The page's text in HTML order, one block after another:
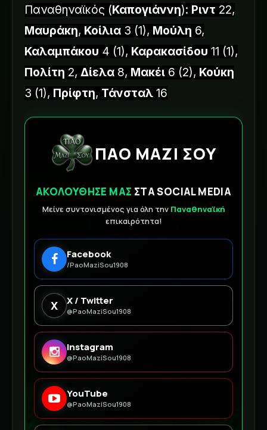
Παναθηναϊκός (Καπογιάννη): Ριντ 22,
Μαυράκη, Κοίλια 3 (1), Μούλη 6,
Καλαμπάκου 4 (1), Καρακασίδου 11 (1),
Πολίτη 2, Δίελα 8, Μακέι 6 (2), Κούκη
3 (1), Πρίφτη, Τάνσταλ 16
ΠΑΟ ΜΑΖΙ ΣΟΥ
ΑΚΟΛΟΥΘΗΣΕ ΜΑΣ ΣΤΑ SOCIAL MEDIA
Μείνε συντονισμένος για όλη την Παναθηναϊκή
επικαιρότητα!
Facebook
/PaoMaziSou1908
X X / Twitter
@PaoMaziSou1908
Instagram
@PaoMaziSou1908
YouTube
@PaoMaziSou1908